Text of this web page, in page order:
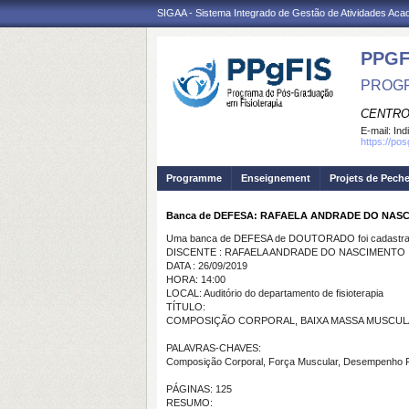
SIGAA - Sistema Integrado de Gestão de Atividades
E-mail:
https://
Programme Enseignement Projets de
Banca de DEFESA: RAFAELA ANDRADE DO
Uma banca de DEFESA de DOUTORADO foi
DISCENTE : RAFAELA ANDRADE DO NASCIMENTO
DATA : 26/09/2019
HORA: 14:00
LOCAL: Auditório do departamento de fisioterapia
TÍTULO:
COMPOSIÇÃO CORPORAL, BAIXA MASSA
PALAVRAS-CHAVES:
Composição Corporal, Força Muscular, Desempenho
PÁGINAS: 125
RESUMO: